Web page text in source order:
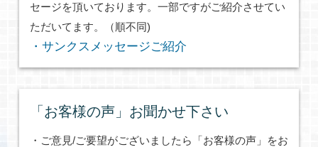
セージを頂いております。一部ですがご紹介させてい
ただいてます。（順不同)
・サンクスメッセージご紹介
「お客様の声」お聞かせ下さい
・ご意見/ご要望がございましたら「お客様の声」をお